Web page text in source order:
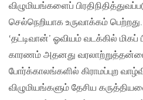
விழுமியங்களைப்
செல்நெறியாக உருவாக்கம்
‘தட்டிவான்’ ஓவியம் வடக்கில்
காரணம் அதனது
போர்க்காலங்களில் கிராமப்புற
விழுமியங்களும் தேசிய